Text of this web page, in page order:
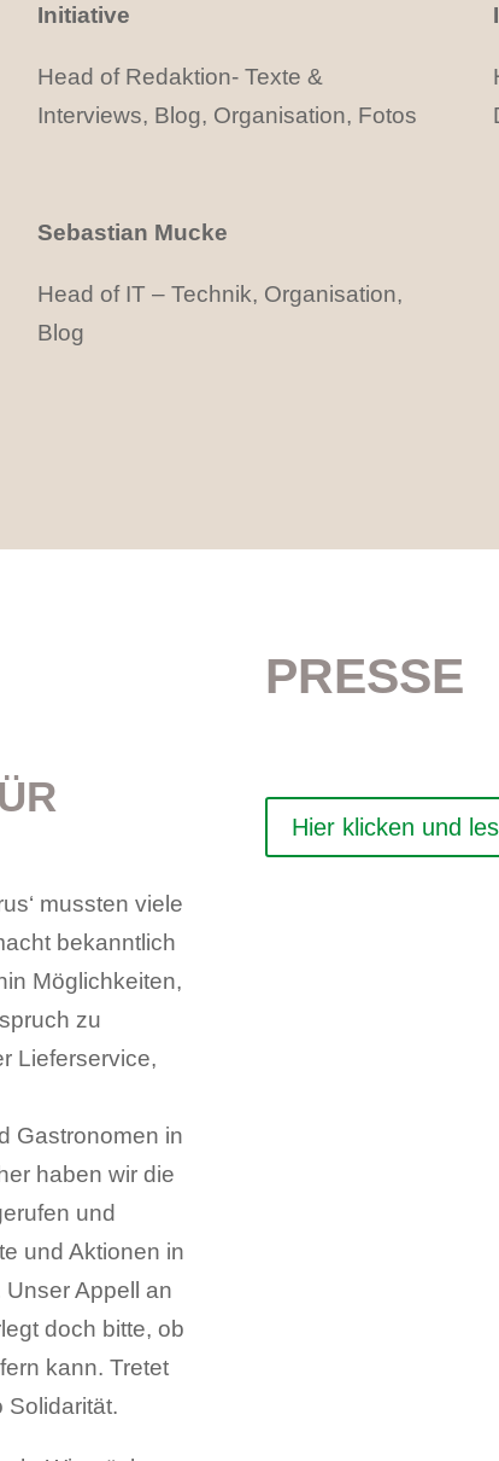
Initiative
Head of Redaktion- Texte &
Interviews, Blog, Organisation, Fotos
Sebastian Mucke
Head of IT – Technik, Organisation,
Blog
mussten viele
bekanntlich
Möglichkeiten,
zu
Lieferservice,
Gastronomen in
haben wir die
und
und Aktionen in
Appell an
doch bitte, ob
kann. Tretet
Solidarität.
PRESSE
Hier klicken und